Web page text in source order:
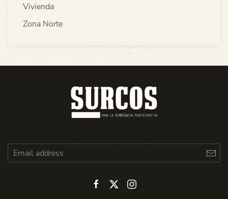
Vivienda
Zona Norte